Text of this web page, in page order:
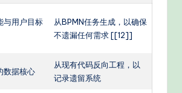
与用户目标
从BPMN任务生成，以确保
不遗漏任何需求 [[12]]
数据核心
从现有代码反向工程，以
记录遗留系统